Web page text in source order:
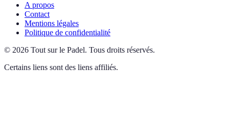
A propos
Contact
Mentions légales
Politique de confidentialité
© 2026 Tout sur le Padel. Tous droits réservés.
Certains liens sont des liens affiliés.